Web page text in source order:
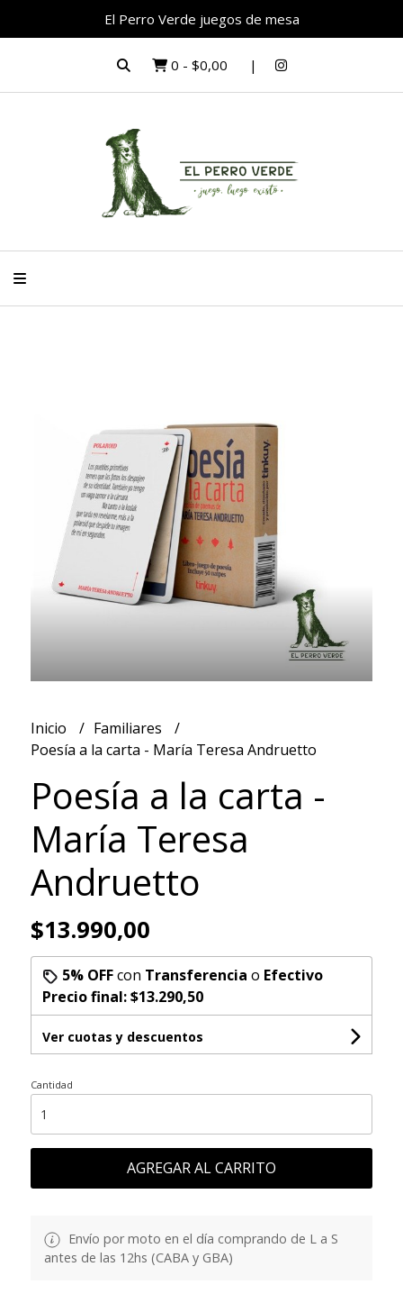
El Perro Verde juegos de mesa
0 - $0,00
Inicio
Familiares
Poesía a la carta - María Teresa Andruetto
Poesía a la carta -
María Teresa
Andruetto
$13.990,00
5% OFFcon Transferencia o Efectivo
Precio final:$13.290,50
Ver cuotas y descuentos
Cantidad
AGREGAR AL CARRITO
Envío por moto en el día comprando de L a S
antes de las 12hs (CABA y GBA)